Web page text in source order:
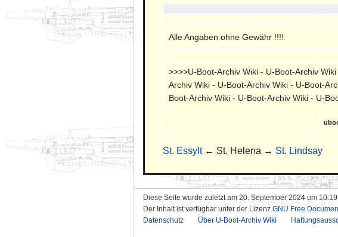
Alle Angaben ohne Gewähr !!!!
>>>>U-Boot-Archiv Wiki - U-Boot-Archiv
Archiv Wiki - U-Boot-Archiv Wiki - U-Boot-
Boot-Archiv Wiki - U-Boot-Archiv Wiki - U-
St. Essylt← St. Helena → St. Lindsay
Diese Seite wurde zuletzt am 20. September 2024 um
Der Inhalt ist verfügbar unter der LizenzGNU Free
Datenschutz
Über U-Boot-Archiv Wiki